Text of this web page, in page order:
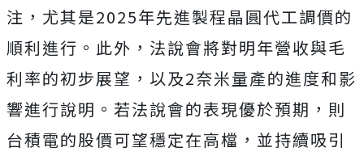
注，尤其是2025年先進製程晶圓代工調價的
順利進行。此外，法說會將對明年營收與毛
利率的初步展望，以及2奈米量產的進度和影
響進行說明。若法說會的表現優於預期，則
台積電的股價可望穩定在高檔，並持續吸引